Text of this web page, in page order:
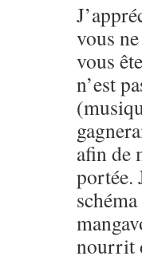
vous
vous
n’est
afin de
portée.
nourrit